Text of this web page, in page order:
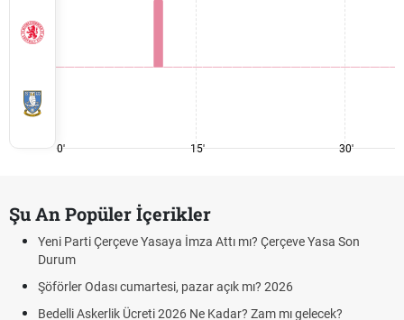
0' 15' 30'
Şu An Popüler İçerikler
Yeni Parti Çerçeve Yasaya İmza Attı mı? Çerçeve Yasa Son
Durum
Şöförler Odası cumartesi, pazar açık mı? 2026
Bedelli Askerlik Ücreti 2026 Ne Kadar? Zam mı gelecek?